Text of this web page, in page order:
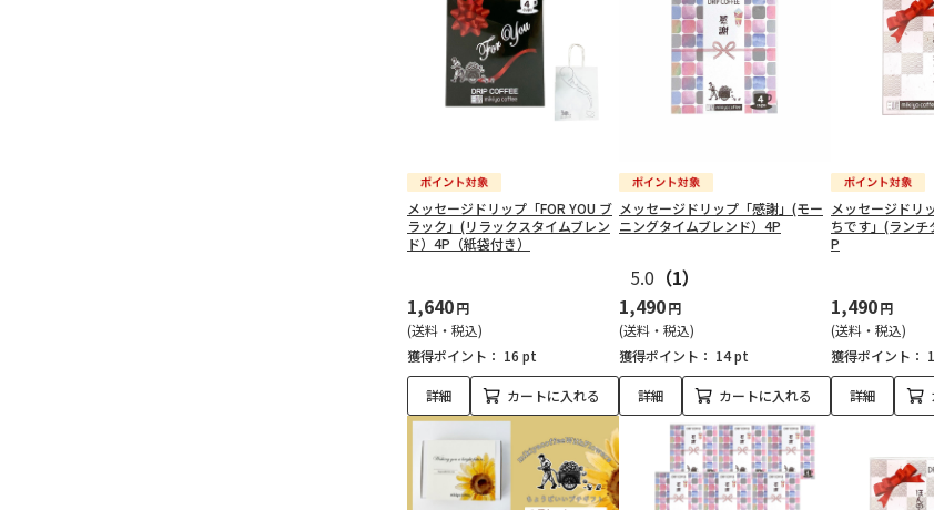
メッセージドリップ「FOR YOU ブ
ラック」(リラックスタイムブレン
ド）4P（紙袋付き）
1,640円
(送料・税込)
獲得ポイント： 16 pt
詳細 カートに入れる
メッセージドリップ「感謝」(モー
ニングタイムブレンド）4P
5.0 （1）
1,490円
(送料・税込)
獲得ポイント： 14 pt
詳細 カートに入れる
メッセージドリ
ちです」(ランチ
P
1,490円
(送料・税込)
獲得ポイント：
詳細